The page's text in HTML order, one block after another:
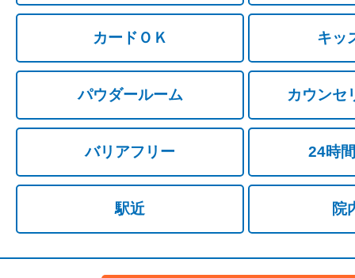
カードＯＫ キッ
パウダールーム カウンセ
バリアフリー 24時
駅近 院